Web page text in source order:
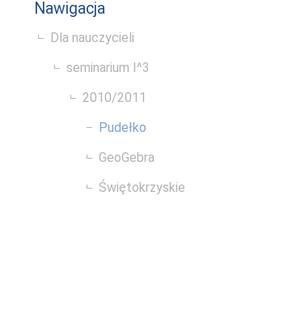
Nawigacja
Dla nauczycieli
seminarium I^3
2010/2011
Pudełko
GeoGebra
Świętokrzyskie